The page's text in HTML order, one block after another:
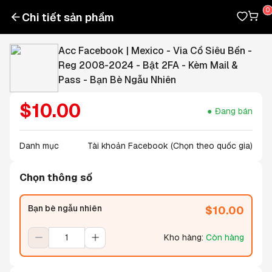
Chi tiết sản phẩm
Acc Facebook | Mexico - Via Cổ Siêu Bền -
Reg 2008-2024 - Bật 2FA - Kèm Mail &
Pass - Bạn Bè Ngẫu Nhiên
$10.00 Đang bán
Danh mục Tài khoản Facebook (Chọn theo quốc gia)
Chọn thông số
Bạn bè ngẫu nhiên $10.00
Kho hàng: Còn hàng